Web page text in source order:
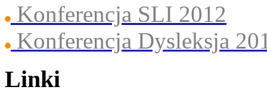
Konferencja SLI 2012
Konferencja Dysleksja
Linki